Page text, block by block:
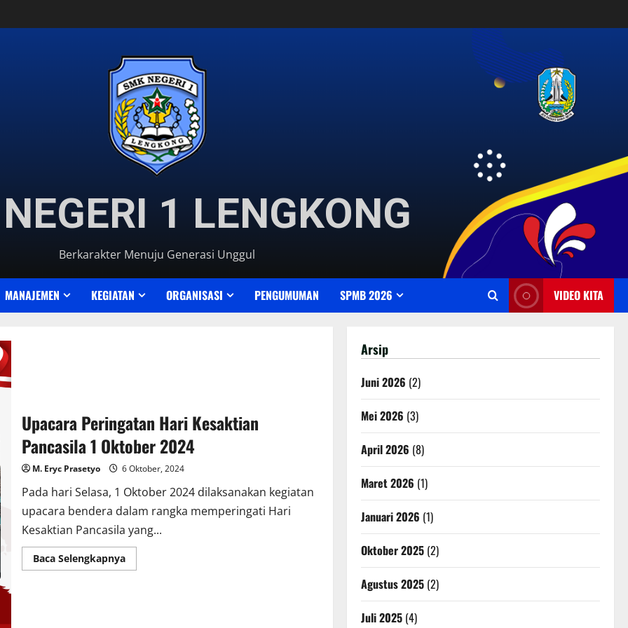
1 LENGKONG
Berkarakter Menuju Generasi Unggul
MANAJEMEN KEGIATAN ORGANISASI PENGUMUMAN SPMB 2026 VIDEO KITA
Upacara Peringatan Hari Kesaktian
Pancasila 1 Oktober 2024
M. Eryc Prasetyo 6 Oktober, 2024
Pada hari Selasa, 1 Oktober 2024 dilaksanakan kegiatan
upacara bendera dalam rangka memperingati Hari
Kesaktian Pancasila yang...
Baca SelengkapnyaRead
more
Arsip
Juni 2026 (2)
Mei 2026 (3)
April 2026 (8)
Maret 2026 (1)
Januari 2026 (1)
Oktober 2025(2)
Agustus 2025(2)
Juli 2025(4)